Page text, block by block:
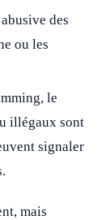
des
ou les
le
illégaux sont
signaler
mais